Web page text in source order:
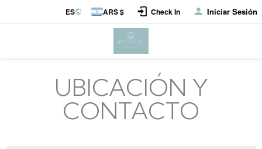
ES ARS $ Check In Iniciar Sesión
UBICACIÓN Y
CONTACTO